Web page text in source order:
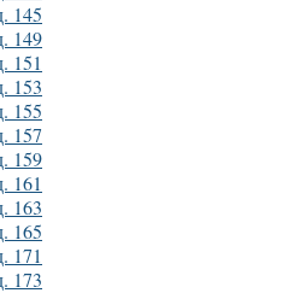
145
149
151
153
155
157
159
161
163
165
171
173